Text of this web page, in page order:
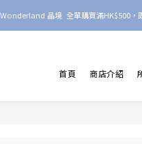
晶境  全單購買滿HK$500，
首頁 商店介紹